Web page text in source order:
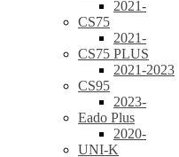
2021-
CS75
2021-
CS75 PLUS
2021-2023
CS95
2023-
Eado Plus
2020-
UNI-K